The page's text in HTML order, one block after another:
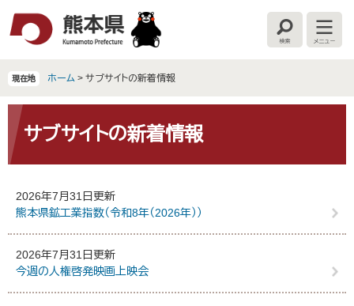
で
ば
検
索
メ
ニ
現在地 ホーム > サブサイトの新着情報
文 サブサイトの新着情報
2026年7月31日更新
熊本県鉱工業指数（令和8年（2026年））
2026年7月31日更新
今週の人権啓発映画上映会